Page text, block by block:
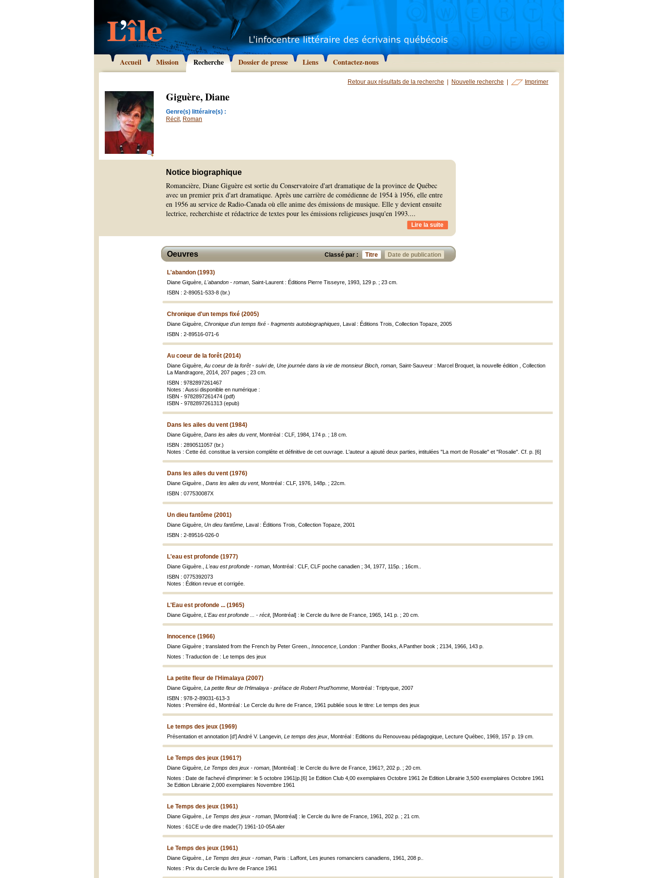
Accueil Mission Recherche Dossier de presse Liens Contactez-nous
Retour aux résultats de la recherche Nouvelle recherche Imprimer
Giguère, Diane
Genre(s) littéraire(s) :
Récit, Roman
Notice biographique
Romancière, Diane Giguère est sortie du Conservatoire d'art dramatique de la province de Québec
avec un premier prix d'art dramatique. Après une carrière de comédienne de 1954 à 1956, elle entre
en 1956 au service de Radio-Canada où elle anime des émissions de musique. Elle y devient ensuite
lectrice, recherchiste et rédactrice de textes pour les émissions religieuses jusqu'en 1993....
Lire la suite
Classé par : Titre Date de publication
Oeuvres
L'abandon (1993)
Diane Giguère, L'abandon - roman , Saint-Laurent : Éditions Pierre Tisseyre, 1993, 129 p. ; 23 cm.
ISBN : 2-89051-533-8 (br.)
Chronique d'un temps fixé (2005)
Diane Giguère, Chronique d'un temps fixé - fragments autobiographiques , Laval : Éditions Trois, Collection Topaze, 2005
ISBN : 2-89516-071-6
Au coeur de la forêt (2014)
Diane Giguère, Au coeur de la forêt - suivi de, Une journée dans la vie de monsieur Bloch, roman , Saint-Sauveur : Marcel Broquet, la nouvelle édition , Collection
La Mandragore, 2014, 207 pages ; 23 cm.
ISBN : 9782897261467
Notes : Aussi disponible en numérique :
ISBN - 9782897261474 (pdf)
ISBN - 9782897261313 (epub)
Dans les ailes du vent (1984)
Diane Giguère, Dans les ailes du vent, Montréal : CLF, 1984, 174 p. ; 18 cm.
ISBN : 2890511057 (br.)
Notes : Cette éd. constitue la version complète et définitive de cet ouvrage. L'auteur a ajouté deux parties, intitulées "La mort de Rosalie" et "Rosalie". Cf. p. [6]
Dans les ailes du vent (1976)
Diane Giguère., Dans les ailes du vent, Montréal : CLF, 1976, 148p. ; 22cm.
ISBN : 077530087X
Un dieu fantôme (2001)
Diane Giguère, Un dieu fantôme , Laval : Éditions Trois, Collection Topaze, 2001
ISBN : 2-89516-026-0
L'eau est profonde (1977)
Diane Giguère., L'eau est profonde - roman , Montréal : CLF, CLF poche canadien ; 34, 1977, 115p. ; 16cm..
ISBN : 0775392073
Notes : Édition revue et corrigée.
L'Eau est profonde ... (1965)
Diane Giguère, L'Eau est profonde ... - récit, [Montréal] : le Cercle du livre de France, 1965, 141 p. ; 20 cm.
Innocence (1966)
Diane Giguère ; translated from the French by Peter Green., Innocence , London : Panther Books, A Panther book ; 2134, 1966, 143 p.
Notes : Traduction de : Le temps des jeux
La petite fleur de l'Himalaya (2007)
Diane Giguère, La petite fleur de l'Himalaya - préface de Robert Prud'homme , Montréal : Triptyque, 2007
ISBN : 978-2-89031-613-3
Notes : Première éd., Montréal : Le Cercle du livre de France, 1961 publiée sous le titre: Le temps des jeux
Le temps des jeux (1969)
Présentation et annotation [d'] André V. Langevin, Le temps des jeux , Montréal : Editions du Renouveau pédagogique, Lecture Québec, 1969, 157 p. 19 cm.
Le Temps des jeux (1961?)
Diane Giguère, Le Temps des jeux - roman , [Montréal] : le Cercle du livre de France, 1961?, 202 p. ; 20 cm.
Notes : Date de l'achevé d'imprimer: le 5 octobre 1961|p.[6] 1e Edition Club 4,00 exemplaires Octobre 1961 2e Edition Librairie 3,500 exemplaires Octobre 1961
3e Edition Librairie 2,000 exemplaires Novembre 1961
Le Temps des jeux (1961)
Diane Giguère., Le Temps des jeux - roman , [Montréal] : le Cercle du livre de France, 1961, 202 p. ; 21 cm.
Notes : 61CE u-de dire made(7) 1961-10-05A aler
Le Temps des jeux (1961)
Diane Giguère., Le Temps des jeux - roman , Paris : Laffont, Les jeunes romanciers canadiens, 1961, 208 p..
Notes : Prix du Cercle du livre de France 1961